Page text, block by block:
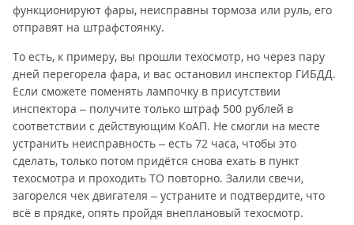
функционируют фары, неисправны тормоза или руль, его
отправят на штрафстоянку.
То есть, к примеру, вы прошли техосмотр, но через пару
дней перегорела фара, и вас остановил инспектор ГИБДД.
Если сможете поменять лампочку в присутствии
инспектора – получите только штраф 500 рублей в
соответствии с действующим КоАП. Не смогли на месте
устранить неисправность – есть 72 часа, чтобы это
сделать, только потом придётся снова ехать в пункт
техосмотра и проходить ТО повторно. Залили свечи,
загорелся чек двигателя – устраните и подтвердите, что
всё в прядке, опять пройдя внеплановый техосмотр.